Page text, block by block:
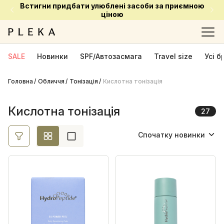
Встигни придбати улюблені засоби за приємною
ціною
SALE Новинки SPF/Автозасмага Travel size Усі
Головна Обличчя Тонізація Кислотна тонізація
Кислотна тонізація 27
Спочатку новинки
Від найбільшої ціни
Ціна
Виробник
COSMEDIX 1
DCL Cosmetic 1
MEDIK8
Melumé Skinscience